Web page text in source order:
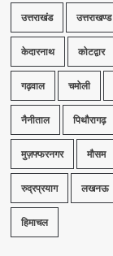
उत्तराखंड उत्तराखण्ड
केदारनाथ कोटद्वार
गढ़वाल चमोली
नैनीताल पिथौरागढ़
मुज़फ्फरनगर मौसम
रुद्रप्रयाग लखनऊ
हिमाचल